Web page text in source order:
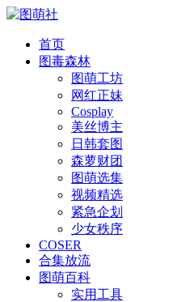
首页
图毒森林
图萌工坊
网红正妹
Cosplay
美丝博主
日韩套图
森萝财团
图萌选集
视频精选
紧急企划
少女秩序
COSER
合集放流
图萌百科
实用工具